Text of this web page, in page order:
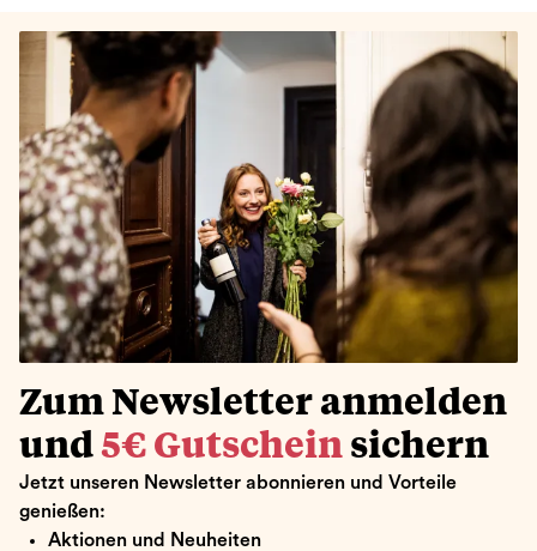
Zum Newsletter anmelden
und 5€ Gutschein sichern
Jetzt unseren Newsletter abonnieren und Vorteile
genießen:
Aktionen und Neuheiten